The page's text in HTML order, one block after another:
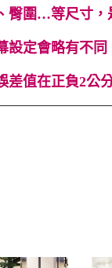
臀圍…等尺寸，
設定會略有不
差值在正負2公